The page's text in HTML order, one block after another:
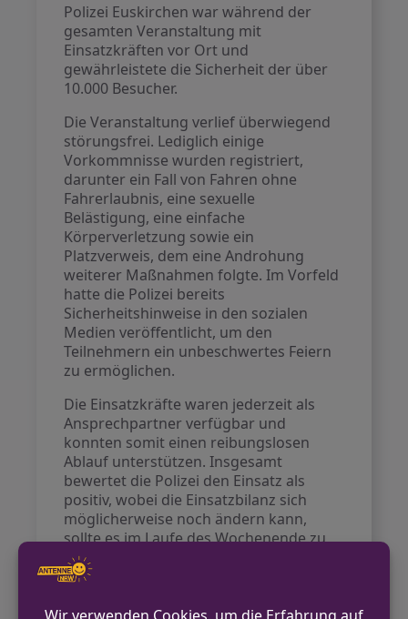
Polizei Euskirchen war während der
gesamten Veranstaltung mit
Einsatzkräften vor Ort und
gewährleistete die Sicherheit der über
10.000 Besucher.
Die Veranstaltung verlief überwiegend
störungsfrei. Lediglich einige
Vorkommnisse wurden registriert,
darunter ein Fall von Fahren ohne
Fahrerlaubnis, eine sexuelle
Belästigung, eine einfache
Körperverletzung sowie ein
Platzverweis, dem eine Androhung
weiterer Maßnahmen folgte. Im Vorfeld
hatte die Polizei bereits
Sicherheitshinweise in den sozialen
Medien veröffentlicht, um den
Teilnehmern ein unbeschwertes Feiern
zu ermöglichen.
Die Einsatzkräfte waren jederzeit als
Ansprechpartner verfügbar und
konnten somit einen reibungslosen
Ablauf unterstützen. Insgesamt
bewertet die Polizei den Einsatz als
positiv, wobei die Einsatzbilanz sich
möglicherweise noch ändern kann,
sollte es im Laufe des Wochenende zu
weiteren Anzeigen kommen.